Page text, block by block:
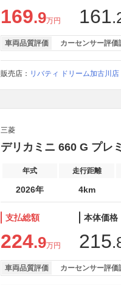
169.9万円 161
車両品質評価 カーセンサー評価
販売店： リバティ ドリーム加古川店
三菱
デリカミニ 660 G プレ
年式 走行距離
2026年 4km
支払総額
224.9万円
本体価格
215
車両品質評価 カーセンサー評価